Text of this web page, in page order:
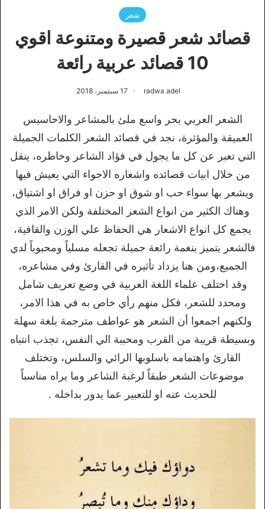
شعر
قصائد شعر قصيرة ومتنوعة اقوي
10 قصائد عربية رائعة
radwa adel 17 سبتمبر، 2018
الشعر العربي بحر واسع ملئ بالمشاعر والاحاسيس
العميقة والمؤثرة، نجد في قصائد الشعر الكلمات الجميلة
التي تعبر عن كل ما يجول في فؤاد الشاعر وخاطره، ينقل
من خلال ابيات قصائده واشعاره الاجواء التي يعيش فيها
ويشعر بها سواء حب او شوق او حزن او فراق او اشتياق،
وهناك الكثير من انواع الشعر المختلفة ولكن الامر الذي
يجمع كل انواع الاشعار هي الحفاظ علي الوزن والقافية،
فالشعر يتميز بنغمة رائعة جميلة تجعله مسلياً ومحبوباً لدي
الجميع،ومن هنا يزداد تأثيره في القارئ وفي مشاعره،
وقد اختلف علماء اللغة العربية في وضع تعريف شامل
ومحدد للشعر، فكل منهم رأي خاص به في هذا الامر،
ولكنهم اجمعوا أن الشعر هو عواطف مترجمة بلغة سهلة
وبسيطة قريبة من القرب ومحببة الي النفس، تجذب انتباه
القارئ واهتمامه باسلوبها الرائي والسلس، وتختلف
موضوعات الشعر طبقاً لرغبة الشاعر وما يراه مناسباً
للحديث عنه او للتعبير عما يدور بداخله .